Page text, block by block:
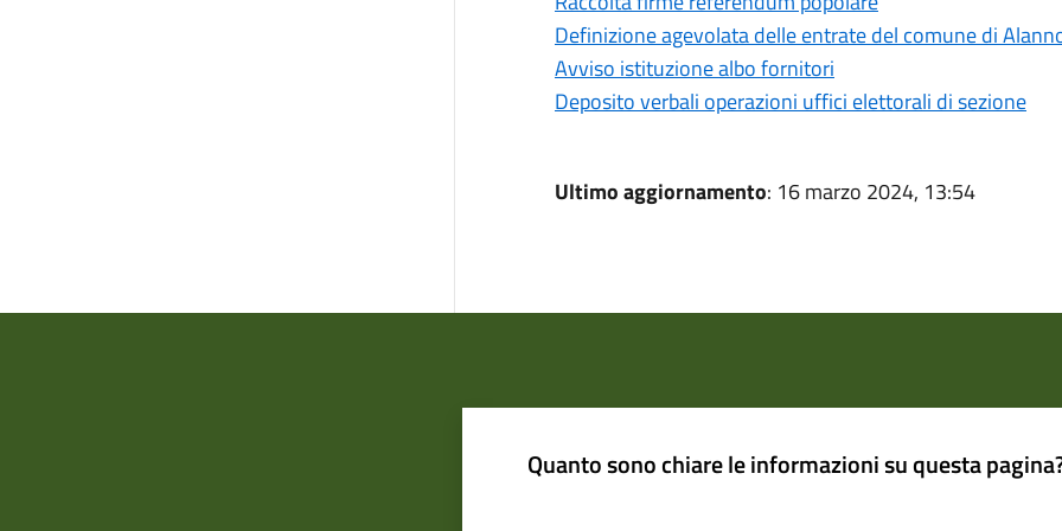
Definizione agevolata delle entrate del comune di
Avviso istituzione albo fornitori
Deposito verbali operazioni uffici elettorali di sezione
Ultimo aggiornamento: 16 marzo 2024, 13:54
Quanto sono chiare le informazioni su questa